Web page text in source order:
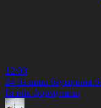
12:00
24 баланы бауырына
Ізгілік формуласы